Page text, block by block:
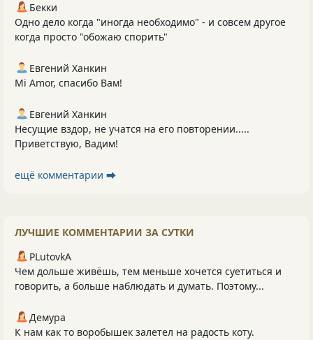
Бекки
Одно дело когда "иногда необходимо" - и совсем другое
когда просто "обожаю спорить"
Евгений Ханкин
Mi Amor, спасибо Вам!
Евгений Ханкин
Несущие вздор, не учатся на его повторении.....
Приветствую, Вадим!
ещё комментарии ⮕
ЛУЧШИЕ КОММЕНТАРИИ ЗА СУТКИ
PLutоvkА
Чем дольше живёшь, тем меньше хочется суетиться и
говорить, а больше наблюдать и думать. Поэтому...
Демура
К нам как то воробышек залетел на радость коту.